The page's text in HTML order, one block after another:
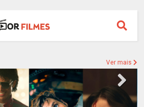
Ver mais